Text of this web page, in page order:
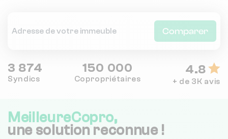
Comparer
3 874
Syndics
150 000
Copropriétaires
4.8
+ de 3K avis
MeilleureCopro,
une solution reconnue !